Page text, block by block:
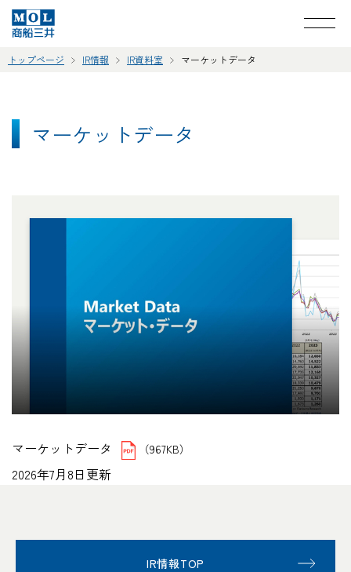
トップページ IR情報 IR資料室 マーケットデータ
マーケットデータ
マーケットデータ （967KB）
2026年7月8日更新
IR情報TOP